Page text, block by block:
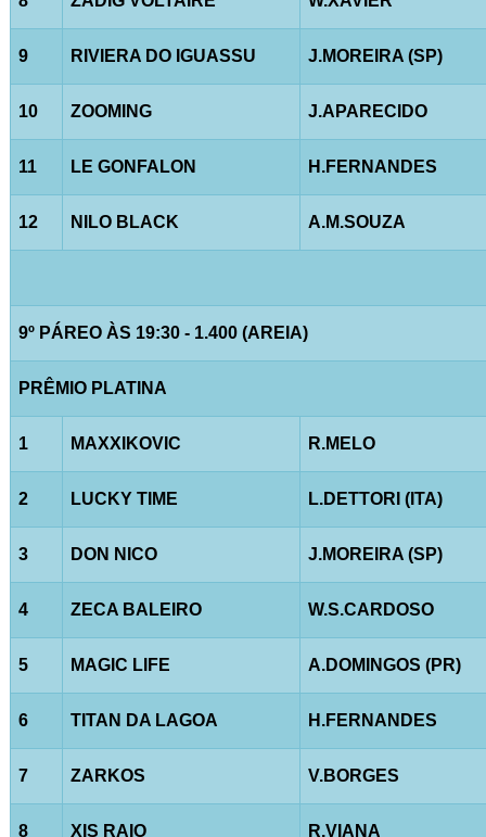
9 RIVIERA DO IGUASSU J.MOREIRA (SP)
10 ZOOMING J.APARECIDO
11 LE GONFALON H.FERNANDES
12 NILO BLACK A.M.SOUZA
9º PÁREO ÀS 19:30 - 1.400 (AREIA)
PRÊMIO PLATINA
1 MAXXIKOVIC R.MELO
2 LUCKY TIME L.DETTORI (ITA)
3 DON NICO J.MOREIRA (SP)
4 ZECA BALEIRO W.S.CARDOSO
5 MAGIC LIFE A.DOMINGOS (PR)
6 TITAN DA LAGOA H.FERNANDES
7 ZARKOS V.BORGES
8 XIS RAIO R.VIANA